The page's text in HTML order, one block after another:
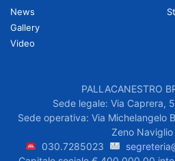
News
Gallery
Video
PALLACANESTRO
Sede legale: Via Caprera,
Sede operativa: Via Michelangelo
Zeno Naviglio
030.7285023